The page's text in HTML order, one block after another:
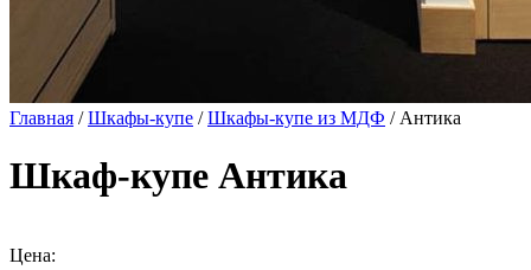
Главная /Шкафы-купе /Шкафы-купе из МДФ / Антика
Шкаф-купе Антика
Цена: